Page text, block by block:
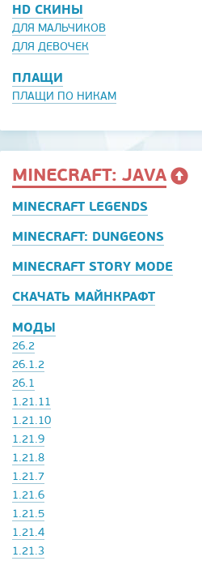
HD СКИНЫ
ДЛЯ МАЛЬЧИКОВ
ДЛЯ ДЕВОЧЕК
ПЛАЩИ
ПЛАЩИ ПО НИКАМ
MINECRAFT: JAVA
MINECRAFT LEGENDS
MINECRAFT: DUNGEONS
MINECRAFT STORY MODE
СКАЧАТЬ МАЙНКРАФТ
МОДЫ
26.2
26.1.2
26.1
1.21.11
1.21.10
1.21.9
1.21.8
1.21.7
1.21.6
1.21.5
1.21.4
1.21.3